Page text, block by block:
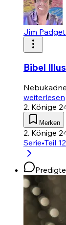
Jim
Bibel
weiterlesen
2. Könige
Merken
2. Könige
Serie•Teil